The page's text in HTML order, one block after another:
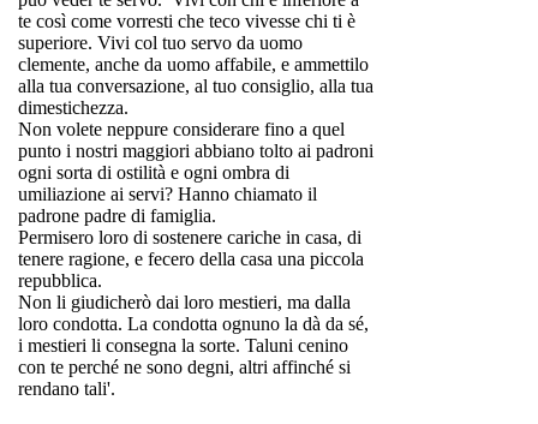
te così come vorresti che teco vivesse chi ti è
superiore. Vivi col tuo servo da uomo
clemente, anche da uomo affabile, e ammettilo
alla tua conversazione, al tuo consiglio, alla tua
dimestichezza.
Non volete neppure considerare fino a quel
punto i nostri maggiori abbiano tolto ai padroni
ogni sorta di ostilità e ogni ombra di
umiliazione ai servi? Hanno chiamato il
padrone padre di famiglia.
Permisero loro di sostenere cariche in casa, di
tenere ragione, e fecero della casa una piccola
repubblica.
Non li giudicherò dai loro mestieri, ma dalla
loro condotta. La condotta ognuno la dà da sé,
i mestieri li consegna la sorte. Taluni cenino
con te perché ne sono degni, altri affinché si
rendano tali'.